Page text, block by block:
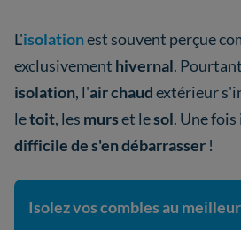
L'isolationest souvent perçue
exclusivement hivernal.
isolation, l'air chaudextérieur
letoit, les murset lesol. Une
difficile de s'en débarrasser !
Isolez vos combles au